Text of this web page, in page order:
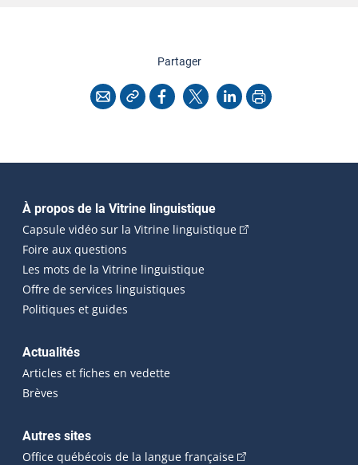
Partagercette page
CourrielCopier l'adresse
Facebook
X LinkedInImprimer
Navigation principale
À propos de la Vitrine linguistique
Capsule vidéo sur la Vitrine linguistique(Cet hyperlien
Foire aux questions
Les mots de la Vitrine linguistique
Offre de services linguistiques
Politiques et guides
Actualités
Articles et fiches en vedette
Brèves
Autres sites
Office québécois de la langue française(Cet hyperlien